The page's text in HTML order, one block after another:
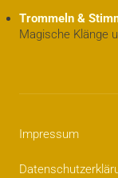
Trommeln &
Magische Klänge
Impressum